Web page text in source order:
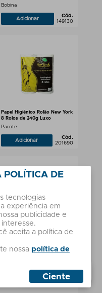
Bobina
Adicionar
Cód.
149130
Papel Higiênico Rolão New York
8 Rolos de 240g Luxo
Pacote
Adicionar
Cód.
201690
Touca Bompack TNT Branca
Unidade
Sales
DE
tecnologias
experiência em
publicidade e
aceita a política de
nossa política de
Ciente